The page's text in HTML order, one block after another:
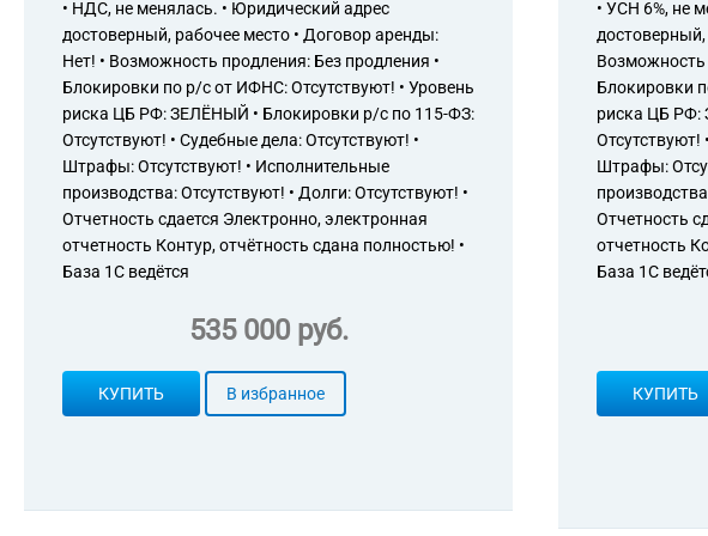
68.31.1 Предоставление посреднических услуг при
вознаграждение или на договорной основе
68.31.3 Предоставление консультационных услуг
за вознаграждение или на договорной основе
68.31.5 Предоставление посреднических услуг при
вознаграждение или на договорной основе
73.11 Деятельность рекламных агентств
77.11 Аренда и лизинг легковых автомобилей и
82.99 Деятельность по предоставлению прочих
включенная в другие группировки
93.29.9 Деятельность зрелищно-развлекательная
77.21 Прокат и аренда товаров для отдыха и
77.22 Прокат видеокассет и аудиокассет,
77.29 Прокат и аренда прочих предметов личного
назначения
77.35 Аренда и лизинг воздушных судов и
• НДС, не менялась. • Юридический адрес
достоверный, рабочее место • Договор аренды:
Нет! • Возможность продления: Без продления •
Блокировки по р/с от ИФНС: Отсутствуют! • Уровень
риска ЦБ РФ: ЗЕЛЁНЫЙ • Блокировки р/с по 115-ФЗ:
Отсутствуют! • Судебные дела: Отсутствуют! •
Штрафы: Отсутствуют! • Исполнительные
производства: Отсутствуют! • Долги: Отсутствуют! •
Отчетность сдается Электронно, электронная
отчетность Контур, отчётность сдана полностью! •
База 1С ведётся
535 000 руб.
КУПИТЬ В избранное
• УСН 6%, не
Возможность
Блокировки
риска ЦБ РФ:
Отсутствуют!
Штрафы:
Отчетность
отчетность
База 1С
КУПИТЬ